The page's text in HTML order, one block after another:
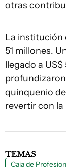
otras
La institución
51 millones.
llegado a
quinquenio
revertir con
TEMAS
Caja de